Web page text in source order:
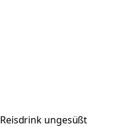
Reisdrink ungesüßt